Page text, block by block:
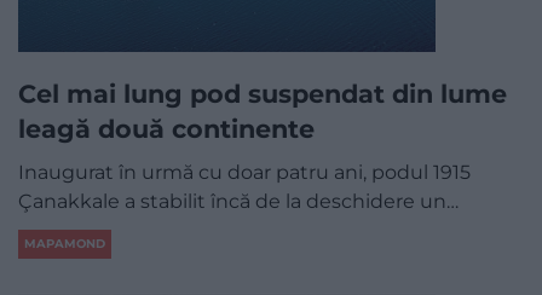
Cel mai lung pod suspendat din lume
leagă două continente
Inaugurat în urmă cu doar patru ani, podul 1915
Çanakkale a stabilit încă de la deschidere un…
MAPAMOND